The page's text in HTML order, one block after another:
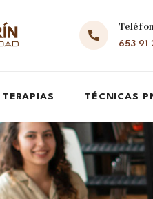
653 91
TERAPIAS TÉCNICAS